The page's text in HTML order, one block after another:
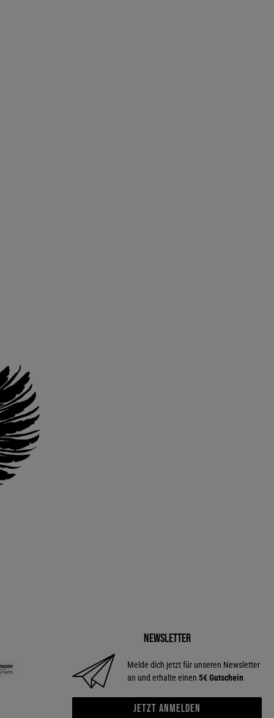
Newsletter
Melde dich jetzt für unseren Newsletter
an und erhalte einen 5€ Gutschein
Jetzt anmelden